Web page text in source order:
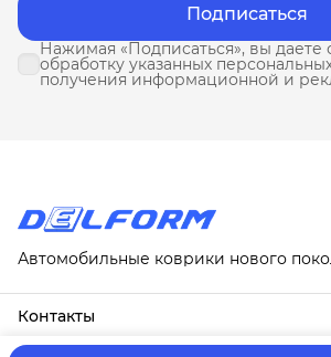
Подписаться
Нажимая «Подписаться», вы даете
обработку указанных
получения информационной и
Автомобильные коврики нового
Контакты
Адрес